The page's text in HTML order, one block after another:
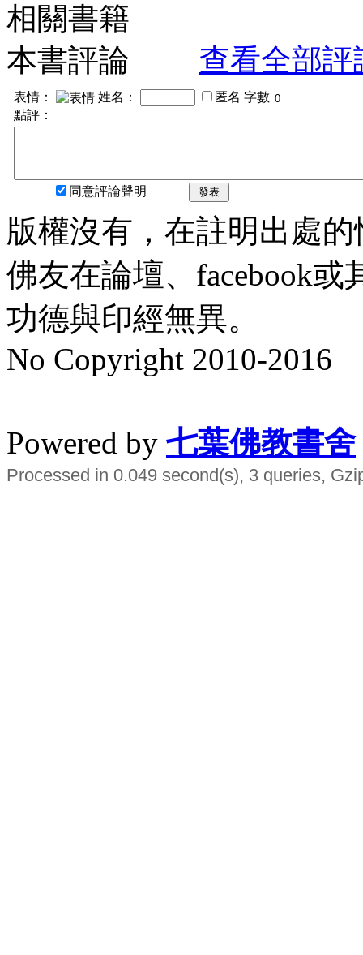
相關書籍
本書評論
查看全部評
表情： 姓名： 匿名 字數
點評：
同意評論聲明 發表
版權沒有，在註明出處
佛友在論壇、facebook
功德與印經無異。
No Copyright 2010-2016
Powered by 七葉佛教書舍
Processed in 0.049 second(s), 3 queries,